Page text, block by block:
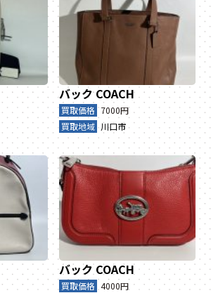
バック COACH
買取価格 7000円
買取地域 川口市
バック COACH
買取価格 4000円